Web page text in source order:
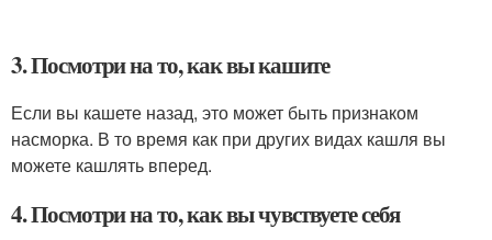
3. Посмотри на то, как вы кашите
Если вы кашете назад, это может быть признаком
насморка. В то время как при других видах кашля вы
можете кашлять вперед.
4. Посмотри на то, как вы чувствуете себя